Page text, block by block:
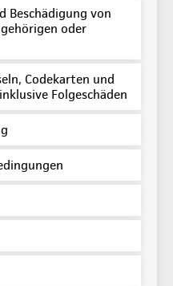
Beschädigung von
oder
Codekarten und
Folgeschäden